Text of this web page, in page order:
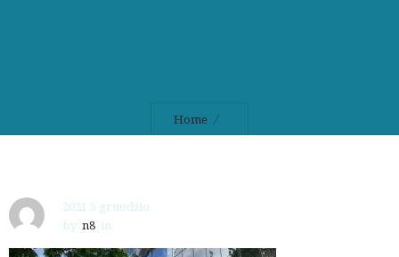
Home
2021 5 gruodžio
by n8 in